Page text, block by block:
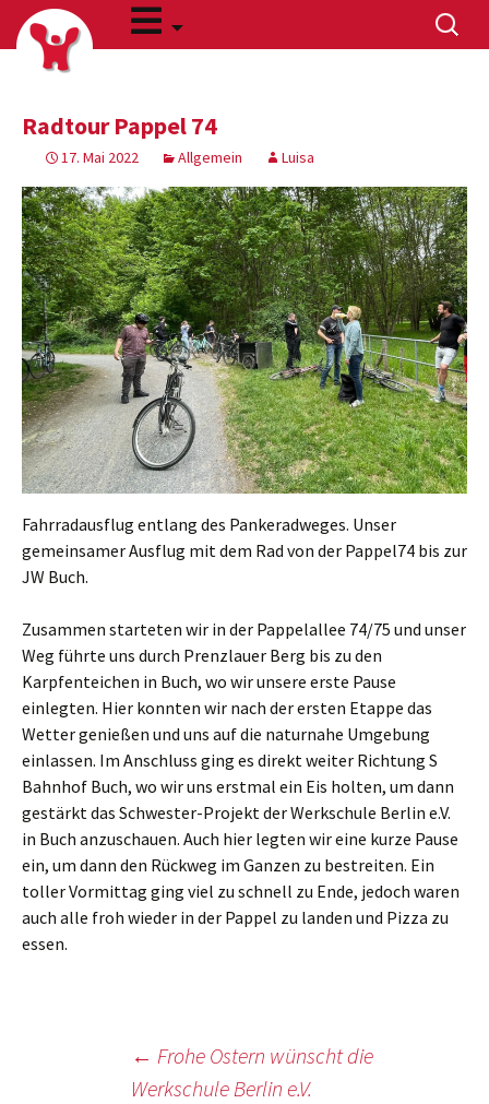
Suchen
nach:
Radtour Pappel 74
17. Mai 2022 Allgemein Luisa
Fahrradausflug entlang des Pankeradweges. Unser
gemeinsamer Ausflug mit dem Rad von der Pappel74 bis zur
JW Buch.
Zusammen starteten wir in der Pappelallee 74/75 und unser
Weg führte uns durch Prenzlauer Berg bis zu den
Karpfenteichen in Buch, wo wir unsere erste Pause
einlegten. Hier konnten wir nach der ersten Etappe das
Wetter genießen und uns auf die naturnahe Umgebung
einlassen. Im Anschluss ging es direkt weiter Richtung S
Bahnhof Buch, wo wir uns erstmal ein Eis holten, um dann
gestärkt das Schwester-Projekt der Werkschule Berlin e.V.
in Buch anzuschauen. Auch hier legten wir eine kurze Pause
ein, um dann den Rückweg im Ganzen zu bestreiten. Ein
toller Vormittag ging viel zu schnell zu Ende, jedoch waren
auch alle froh wieder in der Pappel zu landen und Pizza zu
essen.
Beitragsnavigation
← Frohe Ostern wünscht die
Werkschule Berlin e.V.